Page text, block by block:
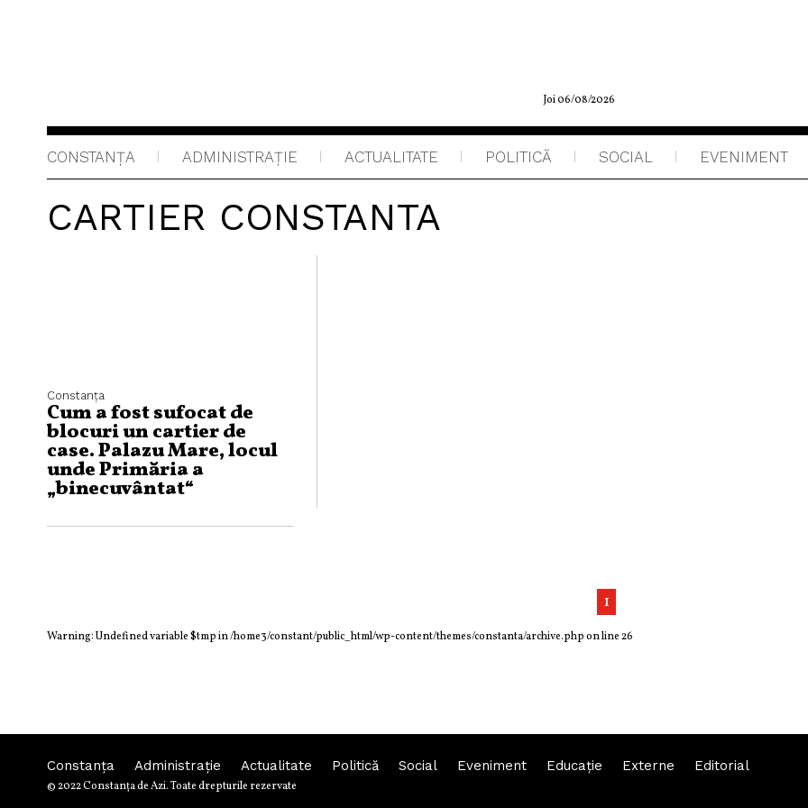
Joi 06/08/2026
CONSTANȚA ADMINISTRAŢIE ACTUALITATE POLITICĂ SOCIAL EVENIMENT
CARTIER CONSTANTA
Constanța
Cum a fost sufocat de
blocuri un cartier de
case. Palazu Mare, locul
unde Primăria a
„binecuvântat“
1
Warning: Undefined variable $tmp in/home3/constant/public_html/wp-content/themes/constanta/archive.phpon line26
Constanța Administraţie Actualitate Politică Social Eveniment Educaţie Externe Editorial
© 2022 Constanţa de Azi. Toate drepturile rezervate